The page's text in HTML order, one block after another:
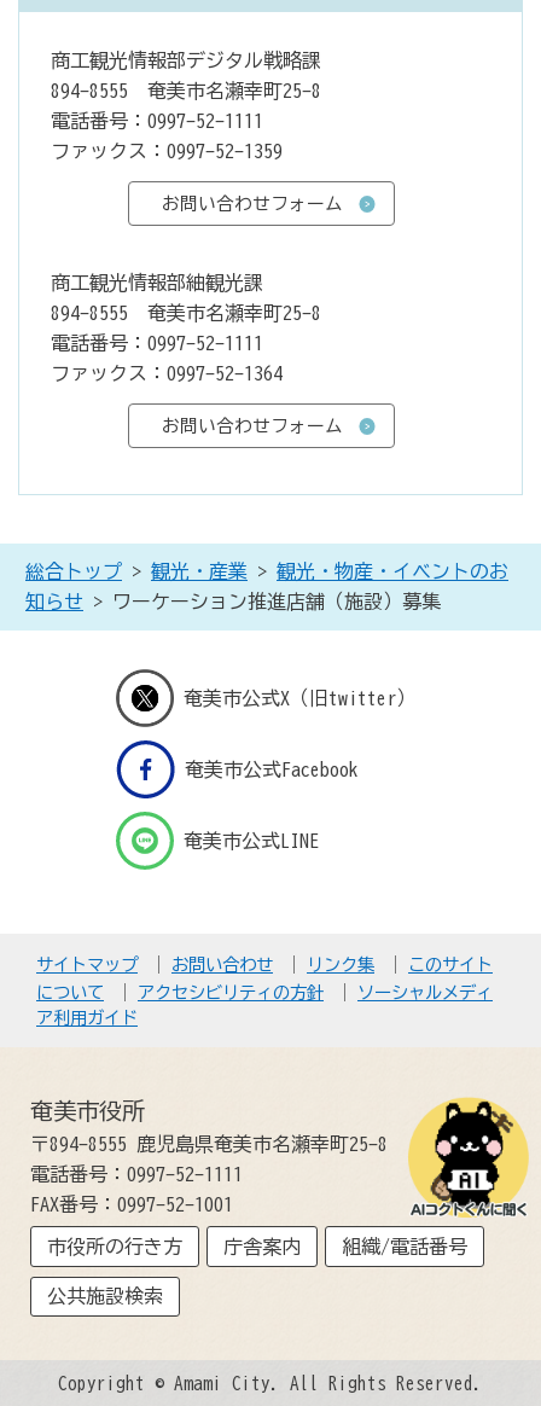
商工観光情報部デジタル戦略課
894-8555 奄美市名瀬幸町25-8
電話番号：0997-52-1111
ファックス：0997-52-1359
商工観光情報部紬観光課
894-8555 奄美市名瀬幸町25-8
電話番号：0997-52-1111
ファックス：0997-52-1364
総合トップ > 観光・産業 > 観光・物産・イベントのお
知らせ > ワーケーション推進店舗（施設）募集
奄美市公式X（旧twitter）
奄美市公式Facebook
奄美市公式LINE
サイトマップ お問い合わせ リンク集
このサイト
について
アクセシビリティの方針
ソーシャルメディ
ア利用ガイド
奄美市役所
〒894-8555 鹿児島県奄美市名瀬幸町25-8
電話番号：0997-52-1111
FAX番号：0997-52-1001
市役所の行き方 庁舎案内 組織/電話番号
公共施設検索
Copyright © Amami City. All Rights Reserved.